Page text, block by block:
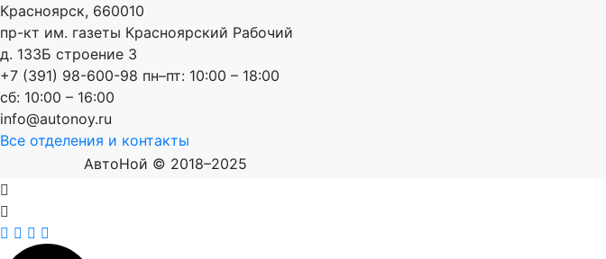
Красноярск, 660010
пр-кт им. газеты Красноярский Рабочий
д. 133Б строение 3
+7 (391) 98-600-98 пн–пт: 10:00 – 18:00
сб: 10:00 – 16:00
info@autonoy.ru
Все отделения и контакты
АвтоНой © 2018–2025